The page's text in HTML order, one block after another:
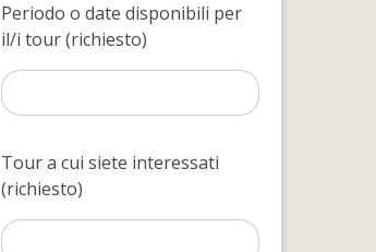
Periodo o date disponibili per
il/i tour (richiesto)
Tour a cui siete interessati
(richiesto)